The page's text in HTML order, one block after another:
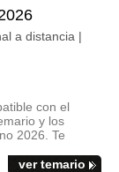
a distancia |
con el
y los
2026. Te
ver temario